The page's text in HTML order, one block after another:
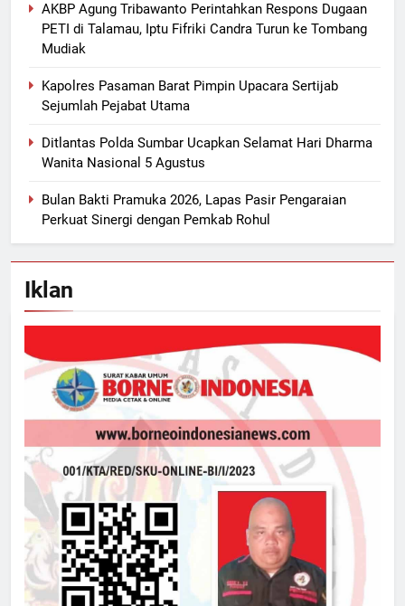
AKBP Agung Tribawanto Perintahkan Respons Dugaan
PETI di Talamau, Iptu Fifriki Candra Turun ke Tombang
Mudiak
Kapolres Pasaman Barat Pimpin Upacara Sertijab
Sejumlah Pejabat Utama
Ditlantas Polda Sumbar Ucapkan Selamat Hari Dharma
Wanita Nasional 5 Agustus
Bulan Bakti Pramuka 2026, Lapas Pasir Pengaraian
Perkuat Sinergi dengan Pemkab Rohul
Iklan